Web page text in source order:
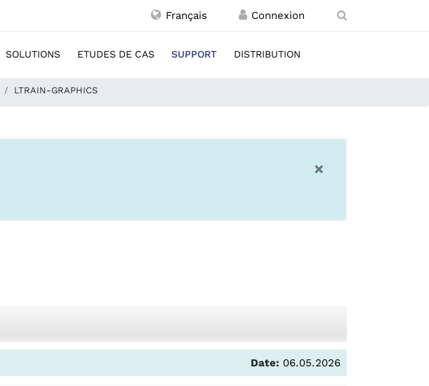
Français
SOLUTIONS ETUDES DE CAS SUPPORT DISTRIBUTION
LTRAIN-GRAPHICS
×
Date: 06.05.2026